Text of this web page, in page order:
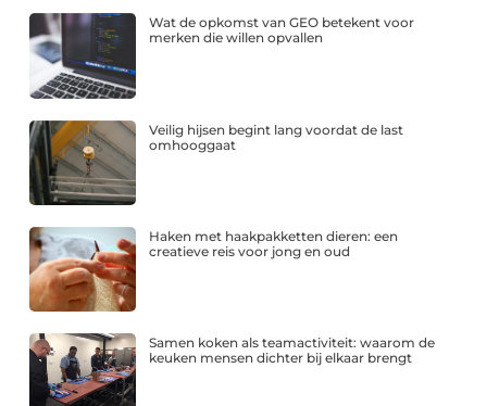
Wat de opkomst van GEO betekent voor
merken die willen opvallen
Veilig hijsen begint lang voordat de last
omhooggaat
Haken met haakpakketten dieren: een
creatieve reis voor jong en oud
Samen koken als teamactiviteit: waarom de
keuken mensen dichter bij elkaar brengt